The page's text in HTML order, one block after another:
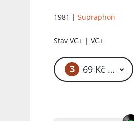
1981 |Supraphon
StavVG+ | VG+
3 69 Kč – 99 Kč